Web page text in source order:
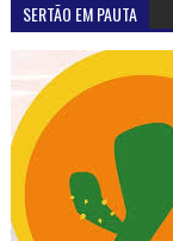
SERTÃO EM PAUTA